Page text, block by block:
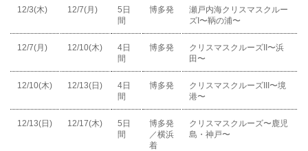
12/3(木) 12/7(月)
5日
間
博多発
瀬戸内海クリスマスクルー
ズI〜鞆の浦〜
12/7(月) 12/10(木)
4日
間
博多発
クリスマスクルーズII〜浜
田〜
12/10(木) 12/13(日)
4日
間
博多発
クリスマスクルーズIII〜境
港〜
12/13(日) 12/17(木)
5日
間
博多発
／横浜
着
クリスマスクルーズ〜鹿児
島・神戸〜